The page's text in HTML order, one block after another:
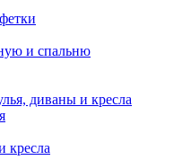
и спальню
диваны и кресла
кресла